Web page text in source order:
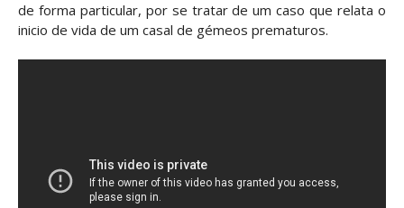
de forma particular, por se tratar de um caso que relata o
inicio de vida de um casal de gémeos prematuros.